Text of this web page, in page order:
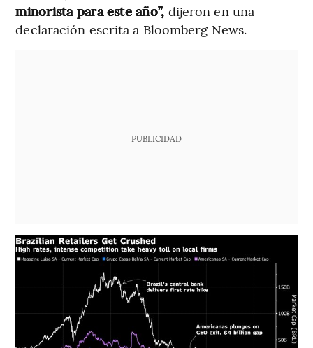
minorista para este año”, dijeron en una
declaración escrita a Bloomberg News.
PUBLICIDAD